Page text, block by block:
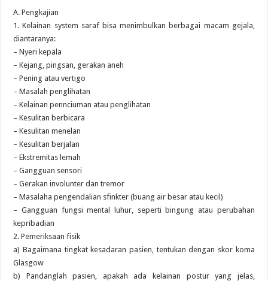
A. Pengkajian
1. Kelainan system saraf bisa menimbulkan berbagai macam gejala,
diantaranya:
– Nyeri kepala
– Kejang, pingsan, gerakan aneh
– Pening atau vertigo
– Masalah penglihatan
– Kelainan pennciuman atau penglihatan
– Kesulitan berbicara
– Kesulitan menelan
– Kesulitan berjalan
– Ekstremitas lemah
– Gangguan sensori
– Gerakan involunter dan tremor
– Masalaha pengendalian sfinkter (buang air besar atau kecil)
– Gangguan fungsi mental luhur, seperti bingung atau perubahan
kepribadian
2. Pemeriksaan fisik
a) Bagaimana tingkat kesadaran pasien, tentukan dengan skor koma
Glasgow
b) Pandanglah pasien, apakah ada kelainan postur yang jelas,